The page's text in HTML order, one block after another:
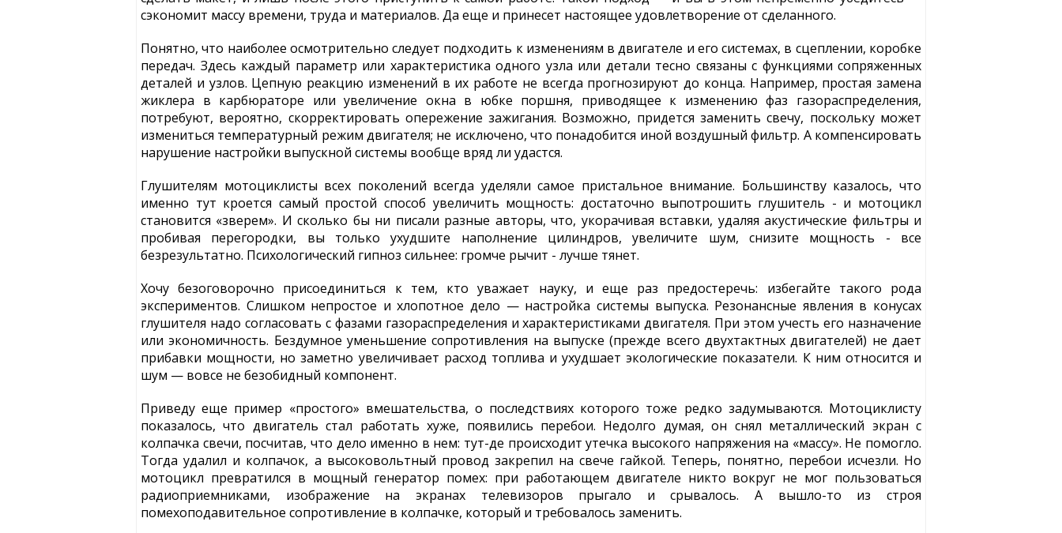
сэкономит массу времени, труда и материалов. Да еще и принесет настоящее удовлетворение от сделанного.
Понятно, что наиболее осмотрительно следует подходить к изменениям в двигателе и его системах, в сцеплении, коробке
передач. Здесь каждый параметр или характеристика одного узла или детали тесно связаны с функциями сопряженных
деталей и узлов. Цепную реакцию изменений в их работе не всегда прогнозируют до конца. Например, простая замена
жиклера в карбюраторе или увеличение окна в юбке поршня, приводящее к изменению фаз газораспределения,
потребуют, вероятно, скорректировать опережение зажигания. Возможно, придется заменить свечу, поскольку может
измениться температурный режим двигателя; не исключено, что понадобится иной воздушный фильтр. А компенсировать
нарушение настройки выпускной системы вообще вряд ли удастся.
Глушителям мотоциклисты всех поколений всегда уделяли самое пристальное внимание. Большинству казалось, что
именно тут кроется самый простой способ увеличить мощность: достаточно выпотрошить глушитель - и мотоцикл
становится «зверем». И сколько бы ни писали разные авторы, что, укорачивая вставки, удаляя акустические фильтры и
пробивая перегородки, вы только ухудшите наполнение цилиндров, увеличите шум, снизите мощность - все
безрезультатно. Психологический гипноз сильнее: громче рычит - лучше тянет.
Хочу безоговорочно присоединиться к тем, кто уважает науку, и еще раз предостеречь: избегайте такого рода
экспериментов. Слишком непростое и хлопотное дело — настройка системы выпуска. Резонансные явления в конусах
глушителя надо согласовать с фазами газораспределения и характеристиками двигателя. При этом учесть его назначение
или экономичность. Бездумное уменьшение сопротивления на выпуске (прежде всего двухтактных двигателей) не дает
прибавки мощности, но заметно увеличивает расход топлива и ухудшает экологические показатели. К ним относится и
шум — вовсе не безобидный компонент.
Приведу еще пример «простого» вмешательства, о последствиях которого тоже редко задумываются. Мотоциклисту
показалось, что двигатель стал работать хуже, появились перебои. Недолго думая, он снял металлический экран с
колпачка свечи, посчитав, что дело именно в нем: тут-де происходит утечка высокого напряжения на «массу». Не помогло.
Тогда удалил и колпачок, а высоковольтный провод закрепил на свече гайкой. Теперь, понятно, перебои исчезли. Но
мотоцикл превратился в мощный генератор помех: при работающем двигателе никто вокруг не мог пользоваться
радиоприемниками, изображение на экранах телевизоров прыгало и срывалось. А вышло-то из строя
помехоподавительное сопротивление в колпачке, который и требовалось заменить.